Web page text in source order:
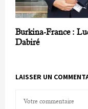
Burkina-France :
Dabiré
LAISSER UN